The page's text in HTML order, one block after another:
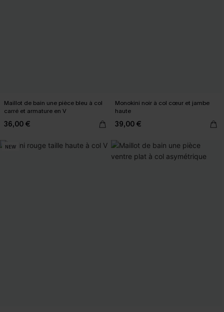
Maillot de bain une pièce bleu à col
carré et armature en V
36,00 €
Monokini noir à col cœur et jambe
haute
39,00 €
NEW